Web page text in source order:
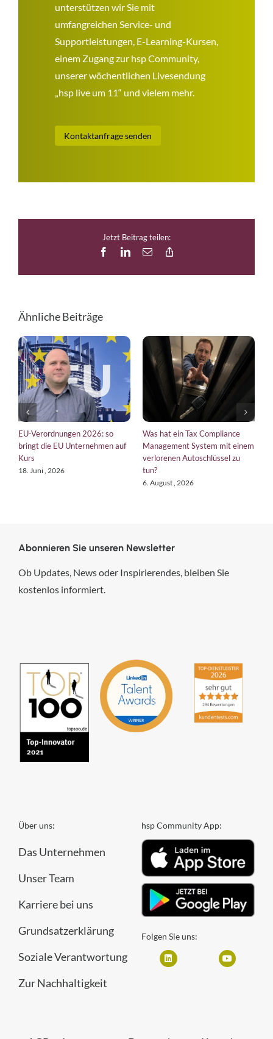
unterstützen wir Sie mit
umfangreichen Service- und
Supportleistungen, E-Learning-Kursen,
einem Zugang zur hsp Community,
unserer wöchentlichen Livesendung
„hsp live um 11“ und vielem mehr.
Kontaktanfrage senden
Jetzt Beitrag teilen:
FacebookLinkedIn
E-
Ähnliche Beiträge
EU-Verordnungen 2026: so
bringt die EU Unternehmen auf
Kurs
18. Juni , 2026
Was hat ein Tax Compliance
Management System mit einem
verlorenen Autoschlüssel zu
tun?
6. August , 2026
Abonnieren Sie unseren Newsletter
Ob Updates, News oder Inspirierendes, bleiben Sie
kostenlos informiert.
Über uns:
Das Unternehmen
Unser Team
Karriere bei uns
Grundsatzerklärung
Soziale Verantwortung
Zur Nachhaltigkeit
hsp Community App:
Folgen Sie uns: